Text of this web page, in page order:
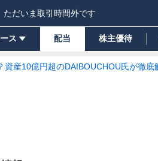
ただいま取引時間外です
ス 配当 株主優待
産10億円超のDAIBOUCHOU氏が徹底